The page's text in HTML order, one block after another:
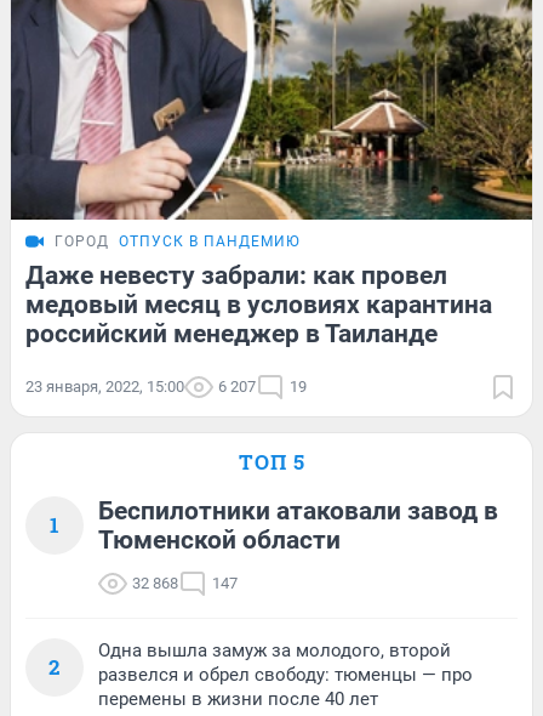
ГОРОД ОТПУСК В ПАНДЕМИЮ
Даже невесту забрали: как провел
медовый месяц в условиях карантина
российский менеджер в Таиланде
23 января, 2022, 15:00 6 207 19
ТОП 5
1
Беспилотники атаковали завод в
Тюменской области
32 868 147
2
Одна вышла замуж за молодого, второй
развелся и обрел свободу: тюменцы — про
перемены в жизни после 40 лет